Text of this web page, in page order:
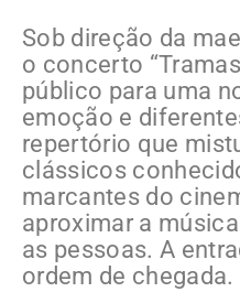
Sob direção da
o concerto
público para uma
emoção e
repertório que
clássicos
marcantes do
aproximar a
as pessoas. A
ordem de chegada.